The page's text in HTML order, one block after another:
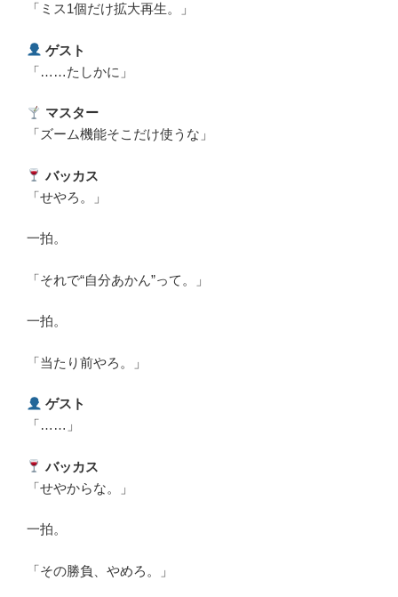
「ミス1個だけ拡大再生。」
ゲスト
「……たしかに」
マスター
「ズーム機能そこだけ使うな」
バッカス
「せやろ。」
一拍。
「それで“自分あかん”って。」
一拍。
「当たり前やろ。」
ゲスト
「……」
バッカス
「せやからな。」
一拍。
「その勝負、やめろ。」